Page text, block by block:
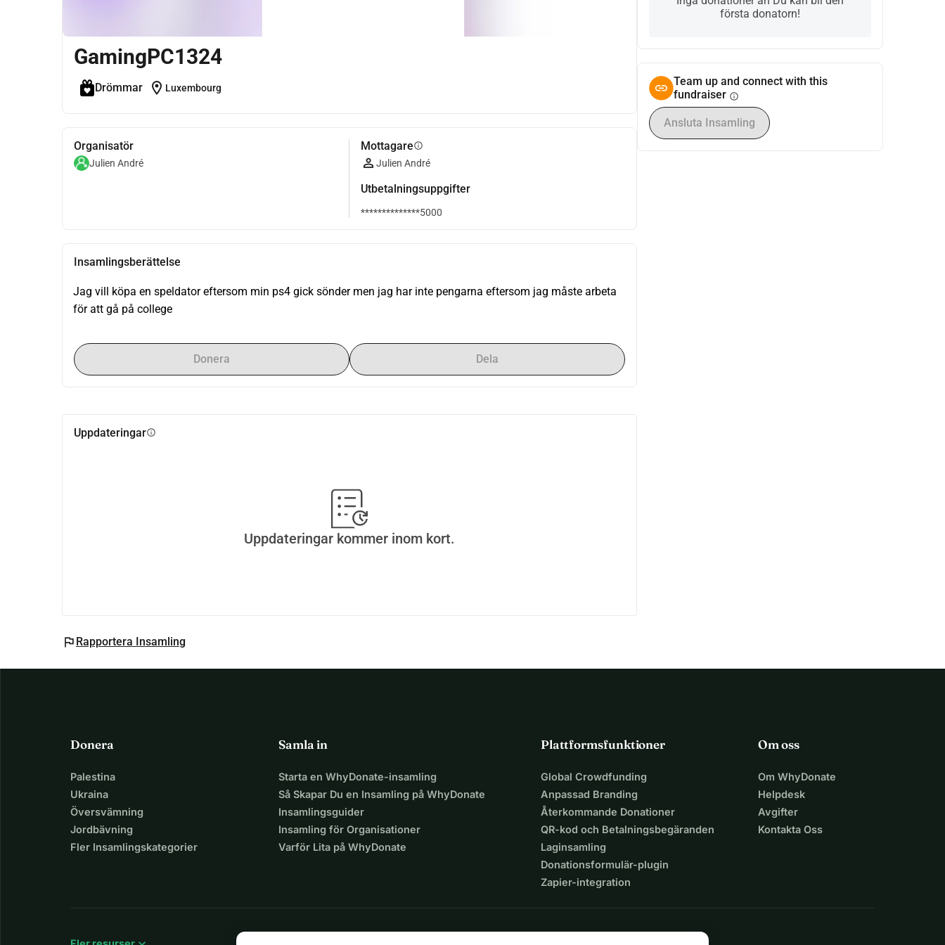
GamingPC1324
Drömmar location_on Luxembourg
Organisatör
Julien André
Mottagareinfo
Julien André
Utbetalningsuppgifter
**************5000
Insamlingsberättelse
Jag vill köpa en speldator eftersom min ps4 gick sönder men jag har inte pengarna eftersom jag måste arbeta
för att gå på college
Donera Dela
Uppdateringarinfo
Uppdateringar kommer inom kort.
flag Rapportera Insamling
första donatorn!
Team up and connect with this
fundraiser info
Ansluta Insamling
Donera
Palestina
Ukraina
Översvämning
Jordbävning
Fler Insamlingskategorier
Samla in
Starta en WhyDonate-insamling
Så Skapar Du en Insamling på WhyDonate
Insamlingsguider
Insamling för Organisationer
Varför Lita på WhyDonate
Plattformsfunktioner
Global Crowdfunding
Anpassad Branding
Återkommande Donationer
QR-kod och Betalningsbegäranden
Laginsamling
Donationsformulär-plugin
Zapier-integration
Om oss
Om WhyDonate
Helpdesk
Avgifter
Kontakta Oss